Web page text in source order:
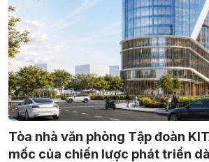
Tòa nhà văn phòng Tập đoàn
mốc của chiến lược phát triển